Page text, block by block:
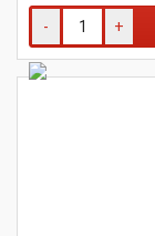
- +